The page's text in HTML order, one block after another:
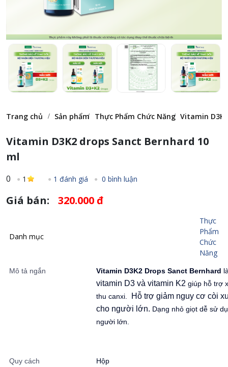
Trang chủ Sản phẩm Thực Phẩm Chức Năng Vitamin
Vitamin D3K2 drops Sanct Bernhard 10
ml
0 1 1 đánh giá 0 bình luận
Giá bán: 320.000 đ
Danh mục
Thực
Phẩm
Chức
Năng
Mô tả ngắn Vitamin D3K2 Drops Sanct Bernhard
vitamin D3 và vitamin K2 giúp hỗ trợ
thu canxi.
Hỗ trợ giảm nguy cơ còi
cho người lớn. Dạng nhỏ giọt dễ sử
người lớn.
Quy cách Hộp